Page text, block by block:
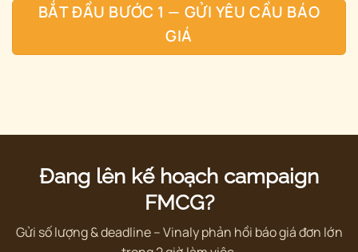
BẮT ĐẦU BƯỚC 1 — GỬI YÊU CẦU BÁO
GIÁ
Đang lên kế hoạch campaign
FMCG?
Gửi số lượng & deadline – Vinaly phản hồi báo giá đơn lớn